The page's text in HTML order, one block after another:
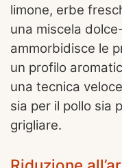
limone, erbe
una miscela
ammorbidisce le
un profilo
una tecnica
sia per il pollo sia
grigliare.